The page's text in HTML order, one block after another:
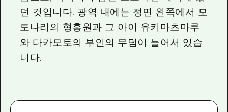
던 것입니다. 광역 내에는 정면 왼쪽에서 모
토나리의 형흥원과 그 아이 유키마츠마루
와 다카모토의 부인의 무덤이 늘어서 있습
니다.